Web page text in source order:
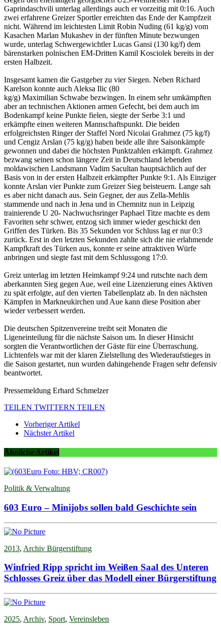
Gaprindaschvili unterlag allerdings auch er vorzeitig mit 0:16. Auch
zwei erfahrene Greizer Sportler erreichten das Ende der Kampfzeit
nicht. Während im leichtesten Limit Robin Nuding (61 kg/g) vom
Kasachen Marlan Mukashev in der fünften Minute bezwungen
wurde, unterlag Schwergewichtler Lucas Gansi (130 kg/f) dem
bärenstarken polnischen EM-Dritten Kamil Kosciolek bereits in der
ersten Halbzeit.
Insgesamt kamen die Gastgeber zu vier Siegen. Neben Richard
Karelson konnte auch Aleksa Ilic (80
kg/g) Maximilian Schwabe bezwingen. In einem sehr umkämpften
aber an technischen Aktionen armen Gefecht, bei dem auch im
Bodenkampf keine Punkte fielen, siegte der Serbe 3:1 und
erkämpfte einen weiteren Mannschaftspunkt. Die beiden
erfolgreichsten Ringer der Staffel Nord Nicolai Grahmez (75 kg/f)
und Cengiz Arslan (75 kg/g) haben beide alle ihre Saisonkämpfe
gewonnen und dabei die höchsten Punktzahlen erkämpft. Grahmez
bezwang seinen schon längere Zeit in Deutschland lebenden
moldawischen Landsmann Vadim Sacultan hauptsächlich auf der
Basis von in der ersten Halbzeit erkämpfter Punkte 9:1. Als Einziger
konnte Arslan vier Punkte zum Greizer Sieg beisteuern. Lange sah
es aber nicht danach aus. Sein Gegner, der aus Zella-Mehlis
stammende und nach in Jena und in Chemnitz nun in Leipzig
trainierende U 20- Nachwuchsringer Paphael Titze machte es dem
Favoriten sehr schwer, entzog sich immer wieder geschickt den
Griffen des Türken. Bis 35 Sekunden vor Schluss lag er nur 0:3
zurück. Erst in den letzten Sekunden zahlte sich die nie erlahmende
Kampfkraft des Türken aus, konnte er seine attraktiven Würfe
anbringen und siegte fast mit dem Schlussgong 17:0.
Greiz unterlag im letzten Heimkampf 9:24 und rutschte nach dem
aberkannten Sieg gegen Aue, weil eine Lizenzierung eines Aktiven
zu spät erfolgte, auf den vierten Tabellenplatz ab. In den nächsten
Kämpfen in Markneukirchen und Aue kann diese Position aber
wieder verbessert werden.
Die deutschen Spitzenvereine treibt seit Monaten die
Ligeneinteilung für die nächste Saison um. In dieser Hinsicht
sorgten die Verantwortlichen der Gäste für eine Überraschung.
Lichtenfels war mit der klaren Zielstellung des Wiederaufstieges in
die Saison gestartet, nun wurden dahingehende Fragen sehr defensiv
beantwortet.
Pressemeldung Erhard Schmelzer
TEILEN TWITTERN TEILEN
Vorheriger Artikel
Nächster Artikel
Ähnliche Artikel
Politik & Verwaltung
603 Euro – Minijobs sollen bald Geschichte sein
2013, Archiv Bürgerstiftung
Winfried Ripp spricht im Weißen Saal des Unteren
Schlosses Greiz über das Modell einer Bürgerstiftung
2025, Archiv, Sport, Vereinsleben